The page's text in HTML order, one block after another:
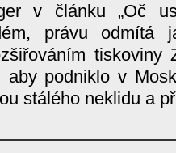
v článku „Oč
právu odmítá
tiskoviny
aby podniklo v
stálého neklidu a